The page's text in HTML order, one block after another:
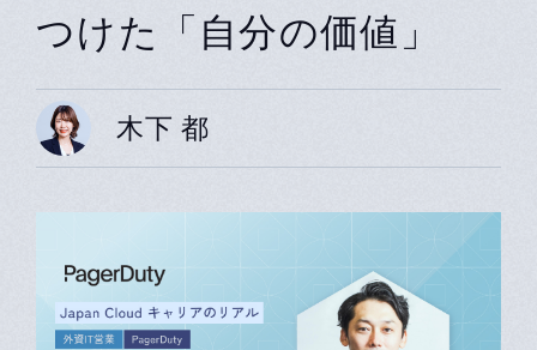
つけた「自分の価値」
木下 都